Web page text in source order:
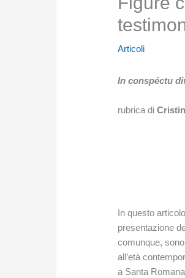
Articoli
In conspéctu
rubrica di
In questo
presentazione
comunque,
all’età
a Santa